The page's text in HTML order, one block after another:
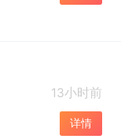
13小时前
详情